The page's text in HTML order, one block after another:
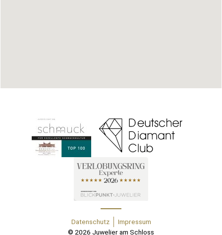
Datenschutz
Impressum
© 2026 Juwelier am Schloss